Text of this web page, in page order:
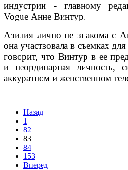
индустрии - главному
Vogue Анне Винтур.
Азилия лично не знакома с
она участвовала в съемках
говорит, что Винтур в ее
и неординарная личность,
аккуратном и женственном
Назад
1
82
83
84
153
Вперед